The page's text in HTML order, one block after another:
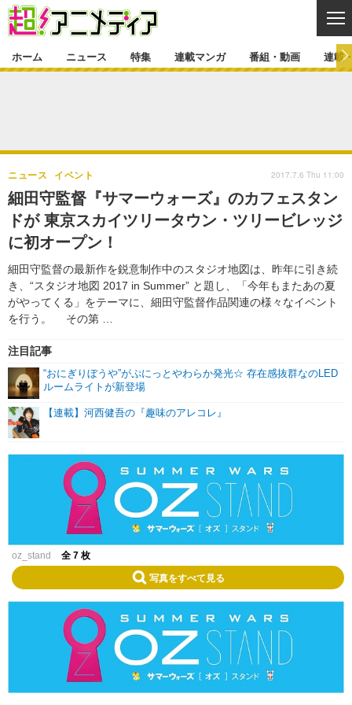
ゲーム・アプリ マンガ
グッズ イベント
声優
舞台 新帝スタ
特集一覧 カバー
ラキりす
連載マンガ
連載マンガ一覧
番組・動画
番組・動画一覧 ラジオ
動画
連載・ブログ
連載・ブログ一覧
編集部ブログ・お知らせ
ホーム ニュース 特集 連載マンガ 番組・動画 連載
細田守監督『サマーウォーズ』のカフェスタン
ドが 東京スカイツリータウン・ツリービレッジ
に初オープン！
細田守監督の最新作を鋭意制作中のスタジオ地図は、昨年に引き続
き、“スタジオ地図 2017 in Summer” と題し、「今年もまたあの夏
がやってくる」をテーマに、細田守監督作品関連の様々なイベント
を行う。 その第 …
ニュース イベント
注目記事
“おにぎりぼうや”がぷにっとやわらか発光☆ 存在感抜群なのLED
ルームライトが新登場
【連載】河西健吾の『趣味のアレコレ』
2017.7.6 Thu 11:00
oz_stand 全 7 枚
写真をすべて見る